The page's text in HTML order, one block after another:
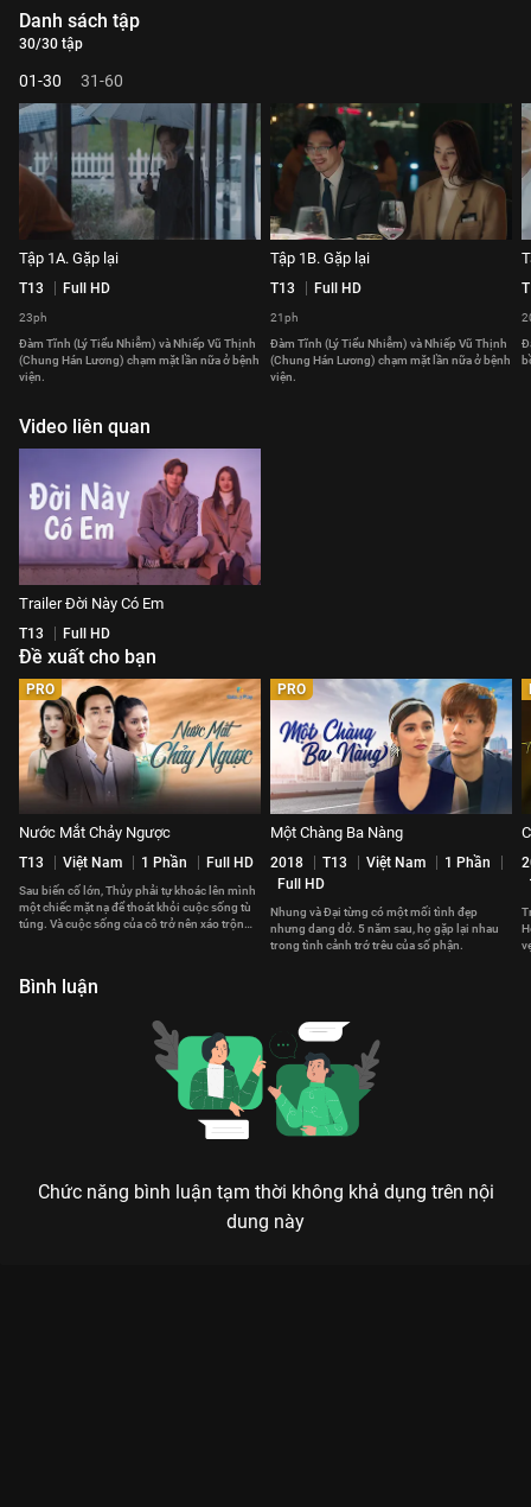
Danh sách tập
30/30 tập
01-30 31-60
Tập 1A. Gặp lại
T13 Full HD
23ph
Đàm Tĩnh (Lý Tiểu Nhiễm) và Nhiếp Vũ Thịnh
(Chung Hán Lương) chạm mặt lần nữa ở bệnh
viện.
Tập 1B. Gặp lại
T13 Full HD
21ph
Đàm Tĩnh (Lý Tiểu Nhiễm) và Nhiếp Vũ Thịnh
(Chung Hán Lương) chạm mặt lần nữa ở bệnh
viện.
Video liên quan
Trailer Đời Này Có Em
T13 Full HD
Đề xuất cho bạn
PRO
Nước Mắt Chảy Ngược
T13 Việt Nam 1 Phần Full HD
Sau biến cố lớn, Thủy phải tự khoác lên mình
một chiếc mặt nạ để thoát khỏi cuộc sống tù
túng. Và cuộc sống của cô trở nên xáo trộn
PRO
Một Chàng Ba Nàng
2018 T13 Việt Nam
1 Phần
Full HD
Nhung và Đại từng có một mối tình đẹp
nhưng dang dở. 5 năm sau, họ gặp lại nhau
trong tình cảnh trớ trêu của số phận.
Bình luận
Chức năng bình luận tạm thời không khả dụng trên nội
dung này